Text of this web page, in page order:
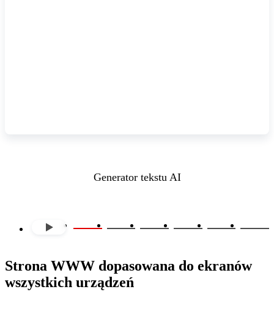
Generator tekstu AI
Strona WWW dopasowana do ekranów
wszystkich urządzeń